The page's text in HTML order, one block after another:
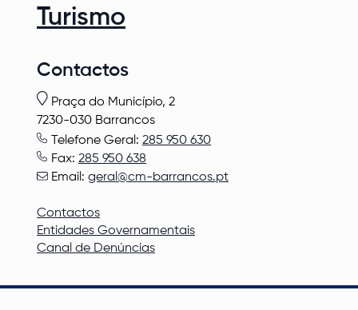
Turismo
Contactos
Praça do Município, 2
7230-030 Barrancos
Telefone Geral: 285 950 630
Fax: 285 950 638
Email: geral@cm-barrancos.pt
Contactos
Entidades Governamentais
Canal de Denúncias